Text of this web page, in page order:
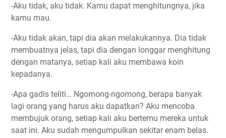
-Aku tidak, aku tidak. Kamu dapat menghitungnya, jika
kamu mau.
-Aku tidak akan, tapi dia akan melakukannya. Dia tidak
membuatnya jelas, tapi dia dengan longgar menghitung
dengan matanya, setiap kali aku membawa koin
kepadanya.
-Apa gadis teliti… Ngomong-ngomong, berapa banyak
lagi orang yang harus aku dapatkan? Aku mencoba
membujuk orang, setiap kali aku bertemu mereka untuk
saat ini. Aku sudah mengumpulkan sekitar enam belas.